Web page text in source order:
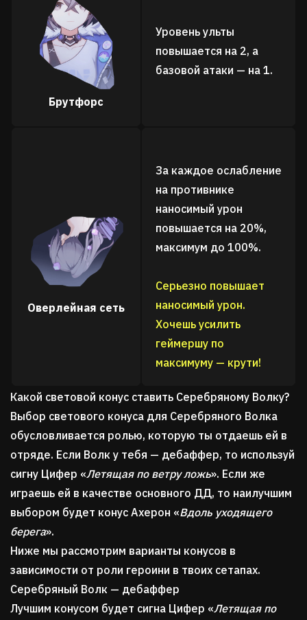
Брутфорс
Уровень ульты
повышается на 2, а
базовой атаки — на 1.
Оверлейная сеть
За каждое ослабление
на противнике
наносимый урон
повышается на 20%,
максимум до 100%.
Серьезно повышает
наносимый урон.
Хочешь усилить
геймершу по
максимуму — крути!
Какой световой конус ставить Серебряному Волку?
Выбор светового конуса для Серебряного Волка
обусловливается ролью, которую ты отдаешь ей в
отряде. Если Волк у тебя — дебаффер, то используй
сигну Цифер «Летящая по ветру ложь». Если же
играешь ей в качестве основного ДД, то наилучшим
выбором будет конус Ахерон «Вдоль уходящего
берега».
Ниже мы рассмотрим варианты конусов в
зависимости от роли героини в твоих сетапах.
Серебряный Волк — дебаффер
Лучшим конусом будет сигна Цифер «Летящая по